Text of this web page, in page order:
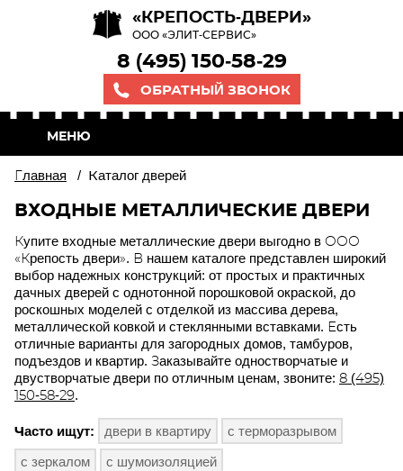
«КРЕПОСТЬ-ДВЕРИ»
ООО «ЭЛИТ-СЕРВИС»
8 (495) 150-58-29
ОБРАТНЫЙ ЗВОНОК
МЕНЮ
Главная / Каталог дверей
ВХОДНЫЕ МЕТАЛЛИЧЕСКИЕ ДВЕРИ
Купите входные металлические двери выгодно в ООО
«Крепость двери». В нашем каталоге представлен широкий
выбор надежных конструкций: от простых и практичных
дачных дверей с однотонной порошковой окраской, до
роскошных моделей с отделкой из массива дерева,
металлической ковкой и стеклянными вставками. Есть
отличные варианты для загородных домов, тамбуров,
подъездов и квартир. Заказывайте одностворчатые и
двустворчатые двери по отличным ценам, звоните: 8 (495)
150-58-29.
Часто ищут: двери в квартиру
с терморазрывом
с зеркалом
с шумоизоляцией